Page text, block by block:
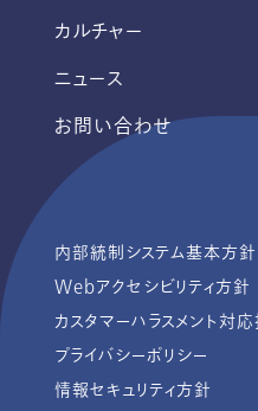
カルチャー
ニュース
お問い合わせ
内部統制システム基本方針
Webアクセシビリティ方針
カスタマーハラスメント対
プライバシーポリシー
情報セキュリティ方針